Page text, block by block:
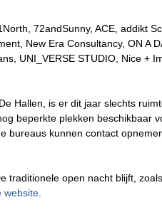
72andSunny, ACE, addikt
New Era Consultancy, ON A
UNI_VERSE STUDIO, Nice +
Hallen, is er dit jaar slechts
beperkte plekken beschikbaar
bureaus kunnen contact
traditionele open nacht blijft,
website